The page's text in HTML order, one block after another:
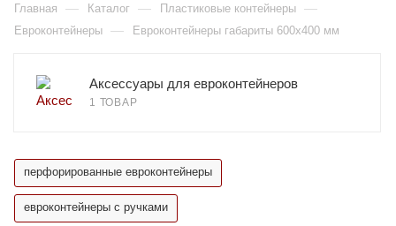
Главная — Каталог — Пластиковые контейнеры —
Евроконтейнеры — Евроконтейнеры габариты 600x400 мм
Аксессуары для евроконтейнеров
1 ТОВАР
перфорированные евроконтейнеры
евроконтейнеры с ручками